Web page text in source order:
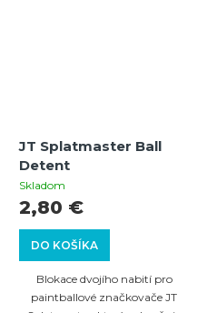
JT Splatmaster Ball
Detent
Skladom
DO KOŠÍKA
2,80 €
Blokace dvojího nabití pro
paintballové značkovače JT